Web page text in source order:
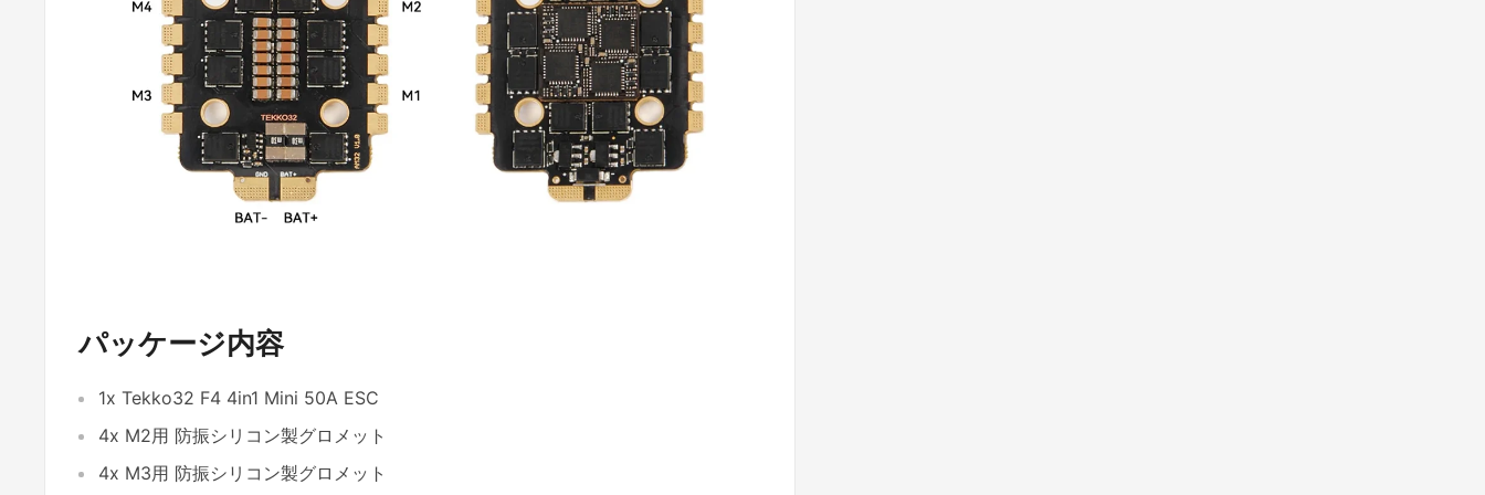
パッケージ内容
1x Tekko32 F4 4in1 Mini 50A ESC
4x M2用 防振シリコン製グロメット
4x M3用 防振シリコン製グロメット